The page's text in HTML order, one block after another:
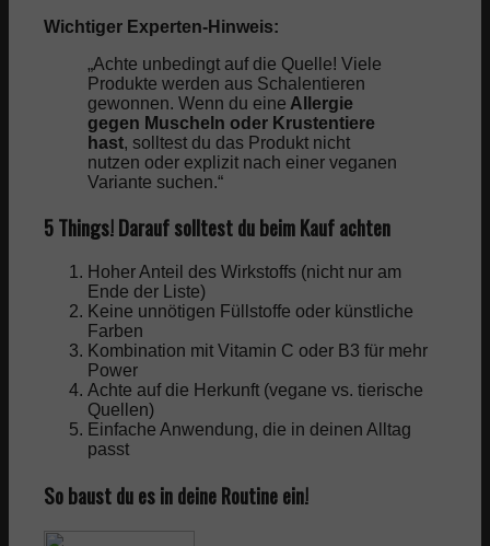
Wichtiger Experten-Hinweis:
„Achte unbedingt auf die Quelle! Viele
Produkte werden aus Schalentieren
gewonnen. Wenn du eine Allergie
gegen Muscheln oder Krustentiere
hast, solltest du das Produkt nicht
nutzen oder explizit nach einer veganen
Variante suchen.“
5 Things! Darauf solltest du beim Kauf achten
Hoher Anteil des Wirkstoffs (nicht nur am
Ende der Liste)
Keine unnötigen Füllstoffe oder künstliche
Farben
Kombination mit Vitamin C oder B3 für mehr
Power
Achte auf die Herkunft (vegane vs. tierische
Quellen)
Einfache Anwendung, die in deinen Alltag
passt
So baust du es in deine Routine ein!